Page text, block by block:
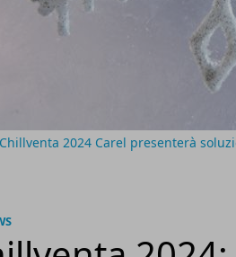
2024 Carel presenterà